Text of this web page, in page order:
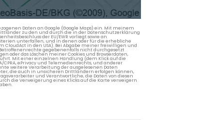
Daten an Google (Google Maps) ein. Mit meinem
zu den und durch die in der Datenschutzerklärung
der EU/EWR vorliegt sowie an
unterfallen, und in denen oder für die erhebliche
CloudAct in den USA). Bei Abgabe meiner freiwilligen und
gegebenenfalls nicht durchgesetzt
das Löschen meiner Cookies und Browserdaten,
Mit einer einzelnen Handlung (dem Klick auf die
ePrivacy und Telemedienrechts, und anderer
weitere Verarbeitung der ausgelesenen Daten
die auch in unsicheren Drittländern erfolgen können,
und Verantwortliche, die Daten von diesen
die Verweigerung eines Klicks auf die Karte verweigern